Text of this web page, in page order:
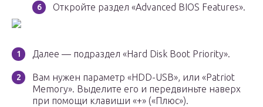
Откройте раздел «Advanced BIOS Features».
Далее — подраздел «Hard Disk Boot Priority».
Вам нужен параметр «HDD-USB», или «Patriot
Memory». Выделите его и передвиньте наверх
при помощи клавиши «+» («Плюс»).